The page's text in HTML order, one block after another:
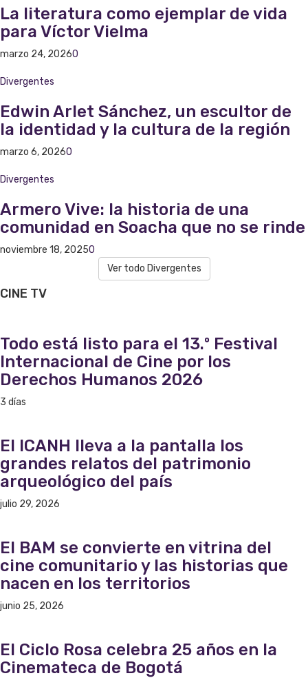
La literatura como ejemplar de vida
para Víctor Vielma
marzo 24, 20260
Divergentes
Edwin Arlet Sánchez, un escultor de
la identidad y la cultura de la región
marzo 6, 20260
Divergentes
Armero Vive: la historia de una
comunidad en Soacha que no se rinde
noviembre 18, 20250
Ver todo Divergentes
CINE TV
Todo está listo para el 13.º Festival
Internacional de Cine por los
Derechos Humanos 2026
3 días
El ICANH lleva a la pantalla los
grandes relatos del patrimonio
arqueológico del país
julio 29, 2026
El BAM se convierte en vitrina del
cine comunitario y las historias que
nacen en los territorios
junio 25, 2026
El Ciclo Rosa celebra 25 años en la
Cinemateca de Bogotá